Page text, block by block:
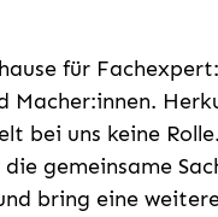
für
Macher:innen.
bei uns keine
gemeinsame
bring eine